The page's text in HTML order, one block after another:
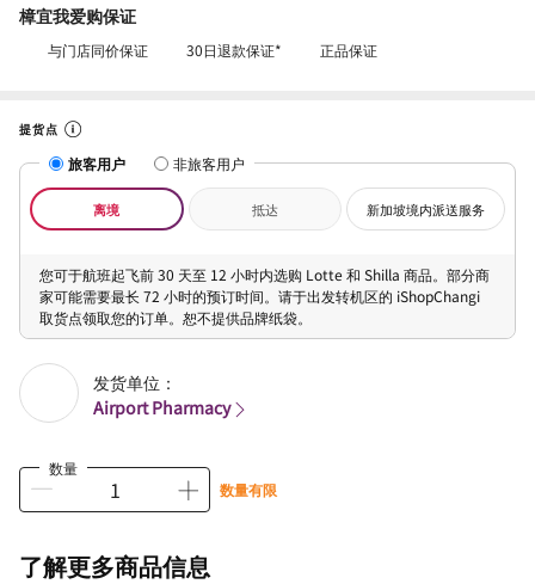
樟宜我爱购保证
与门店同价保证 30日退款保证* 正品保证
提货点
旅客用户 非旅客用户
离境 抵达 新加坡境内派送服务
您可于航班起飞前 30 天至 12 小时内选购 Lotte 和 Shilla 商品。部分商
家可能需要最长 72 小时的预订时间。请于出发转机区的 iShopChangi
取货点领取您的订单。恕不提供品牌纸袋。
发货单位：
Airport Pharmacy
数量
数量有限
了解更多商品信息